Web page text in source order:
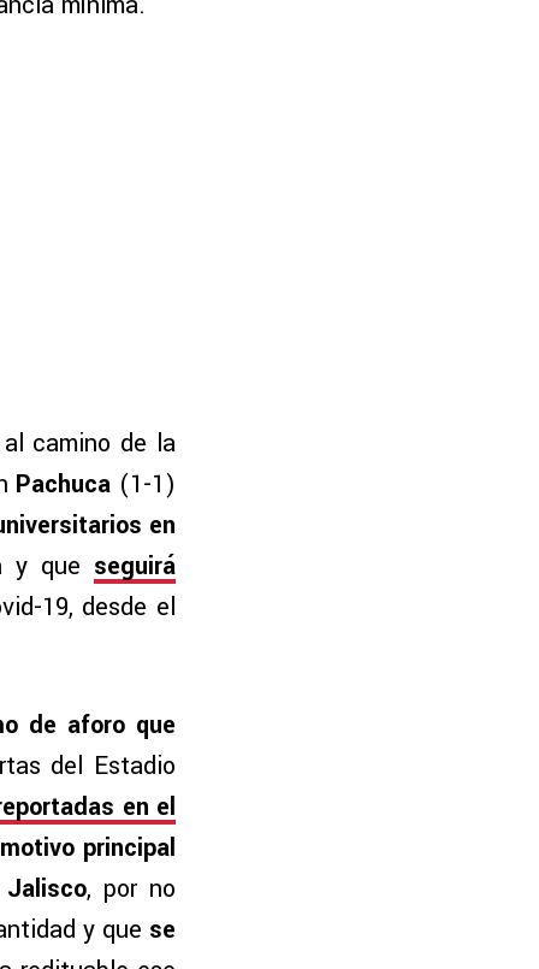
camino de la
Pachuca (1-1)
en
y que seguirá
19, desde el
de aforo que
del Estadio
en el
principal
, por no
y que se